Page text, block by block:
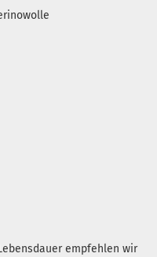
empfehlen wir